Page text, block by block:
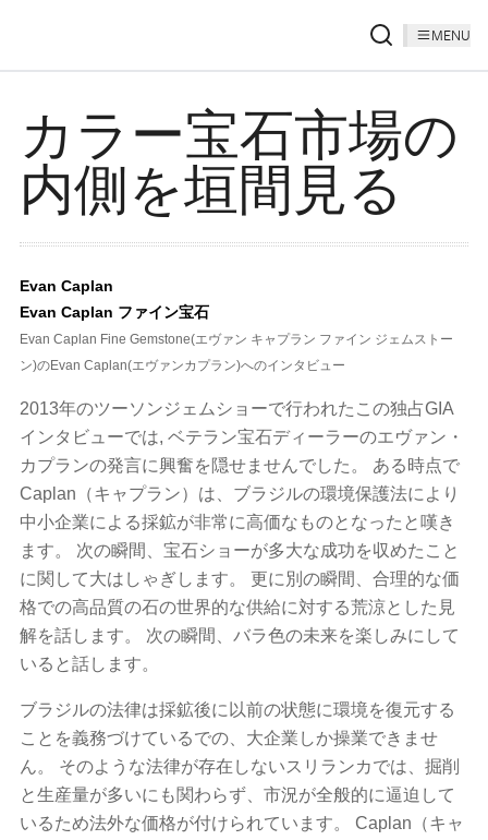
MENU
カラー宝石市場の
内側を垣間見る
Evan Caplan
Evan Caplan ファイン宝石
Evan Caplan Fine Gemstone(エヴァン キャプラン ファイン ジェムストー
ン)のEvan Caplan(エヴァンカプラン)へのインタビュー
2013年のツーソンジェムショーで行われたこの独占GIA
インタビューでは, ベテラン宝石ディーラーのエヴァン・
カプランの発言に興奮を隠せませんでした。 ある時点で
Caplan（キャプラン）は、ブラジルの環境保護法により
中小企業による採鉱が非常に高価なものとなったと嘆き
ます。 次の瞬間、宝石ショーが多大な成功を収めたこと
に関して大はしゃぎします。 更に別の瞬間、合理的な価
格での高品質の石の世界的な供給に対する荒涼とした見
解を話します。 次の瞬間、バラ色の未来を楽しみにして
いると話します。
ブラジルの法律は採鉱後に以前の状態に環境を復元する
ことを義務づけているでの、大企業しか操業できませ
ん。 そのような法律が存在しないスリランカでは、掘削
と生産量が多いにも関わらず、市況が全般的に逼迫して
いるため法外な価格が付けられています。 Caplan（キャ